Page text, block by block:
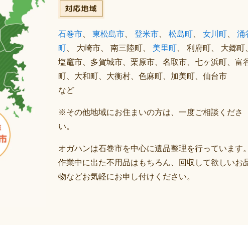
石巻市 東松島市 登米市 松島町 女川町
涌
町 、 大崎市、 南三陸町、 美里町 、 利府町、 大郷町
塩竈市、多賀城市、栗原市、名取市、七ヶ浜町、富
町、大和町、大衡村、色麻町、加美町、仙台市
など
※その他地域にお住まいの方は、一度ご相談くださ
い。
オガハンは石巻市を中心に遺品整理を行っています。
作業中に出た不用品はもちろん、回収して欲しいお
物などお気軽にお申し付けください。